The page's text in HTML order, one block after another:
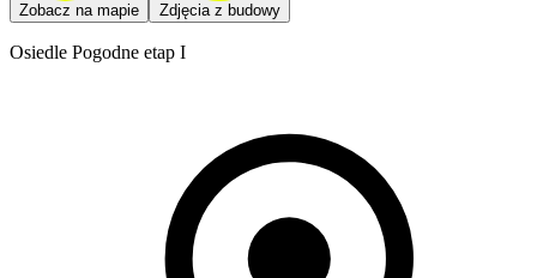
Zobacz na mapie Zdjęcia z budowy
Osiedle Pogodne etap I